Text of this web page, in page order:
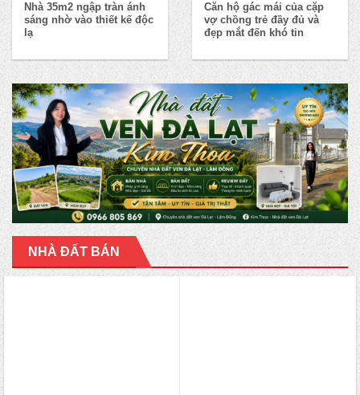
Nhà 35m2 ngập tràn ánh
sáng nhờ vào thiết kế độc
lạ
Căn hộ gác mái của cặp
vợ chồng trẻ đầy đủ và
đẹp mắt đến khó tin
NHÀ ĐẤT BÁN